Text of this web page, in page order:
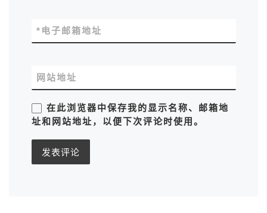
电子邮箱地址
*
网站地址
在此浏览器中保存我的显示名称、邮箱地
址和网站地址，以便下次评论时使用。